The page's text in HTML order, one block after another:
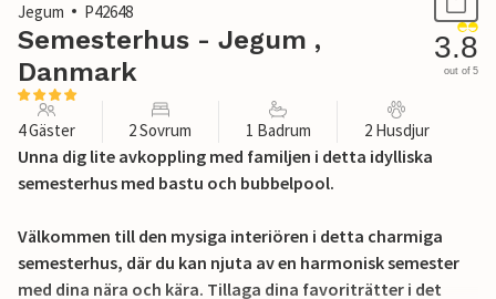
Jegum
P42648
Semesterhus - Jegum ,
Danmark
3.8
out of 5
4 Gäster 2 Sovrum 1 Badrum 2 Husdjur
Unna dig lite avkoppling med familjen i detta idylliska
semesterhus med bastu och bubbelpool.
Välkommen till den mysiga interiören i detta charmiga
semesterhus, där du kan njuta av en harmonisk semester
med dina nära och kära. Tillaga dina favoriträtter i det